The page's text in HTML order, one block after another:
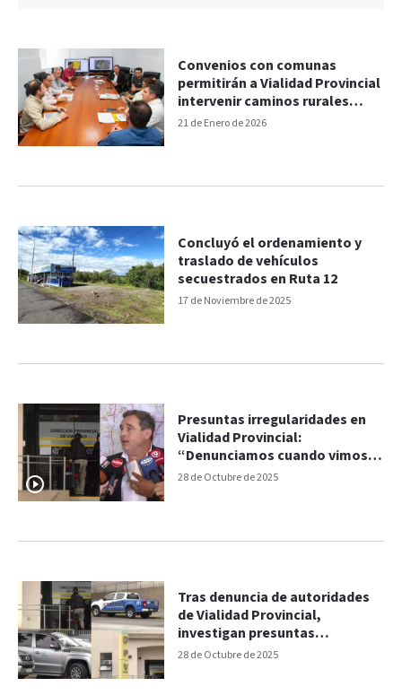
21 de Enero de 2026
Convenios con comunas
permitirán a Vialidad Provincial
intervenir caminos rurales
estratégicos
17 de Noviembre de 2025
Concluyó el ordenamiento y
traslado de vehículos
secuestrados en Ruta 12
28 de Octubre de 2025
Presuntas irregularidades en
Vialidad Provincial:
“Denunciamos cuando vimos
algunas compras con
28 de Octubre de 2025
Tras denuncia de autoridades
de Vialidad Provincial,
investigan presuntas
irregularidades en compras